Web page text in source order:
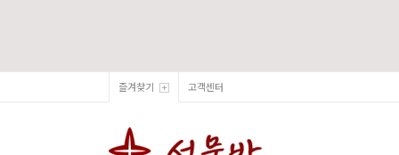
즐겨찾기 고객센터